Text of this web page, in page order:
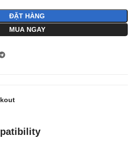
ĐẶT HÀNG
MUA NGAY